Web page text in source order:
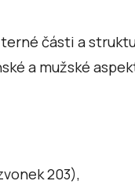
části a
a mužské
203),